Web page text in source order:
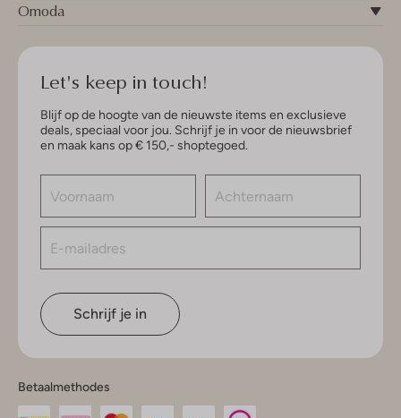
Omoda
Let's keep in touch!
Blijf op de hoogte van de nieuwste items en exclusieve
deals, speciaal voor jou. Schrijf je in voor de nieuwsbrief
en maak kans op € 150,- shoptegoed.
Schrijf je in
Betaalmethodes